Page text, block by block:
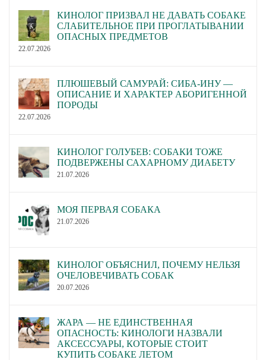
КИНОЛОГ ПРИЗВАЛ НЕ ДАВАТЬ СОБАКЕ
СЛАБИТЕЛЬНОЕ ПРИ ПРОГЛАТЫВАНИИ
ОПАСНЫХ ПРЕДМЕТОВ
22.07.2026
ПЛЮШЕВЫЙ САМУРАЙ: СИБА-ИНУ —
ОПИСАНИЕ И ХАРАКТЕР АБОРИГЕННОЙ
ПОРОДЫ
22.07.2026
КИНОЛОГ ГОЛУБЕВ: СОБАКИ ТОЖЕ
ПОДВЕРЖЕНЫ САХАРНОМУ ДИАБЕТУ
21.07.2026
МОЯ ПЕРВАЯ СОБАКА
21.07.2026
КИНОЛОГ ОБЪЯСНИЛ, ПОЧЕМУ НЕЛЬЗЯ
ОЧЕЛОВЕЧИВАТЬ СОБАК
20.07.2026
ЖАРА — НЕ ЕДИНСТВЕННАЯ
ОПАСНОСТЬ: КИНОЛОГИ НАЗВАЛИ
АКСЕССУАРЫ, КОТОРЫЕ СТОИТ
КУПИТЬ СОБАКЕ ЛЕТОМ